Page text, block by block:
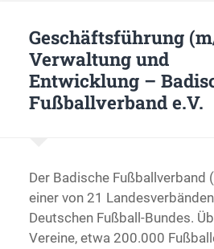
Geschäftsführung
Verwaltung und
Entwicklung –
Fußballverband e.V.
Der Badische Fußballverband
einer von 21
Deutschen Fußball-Bundes.
Vereine, etwa 200.000